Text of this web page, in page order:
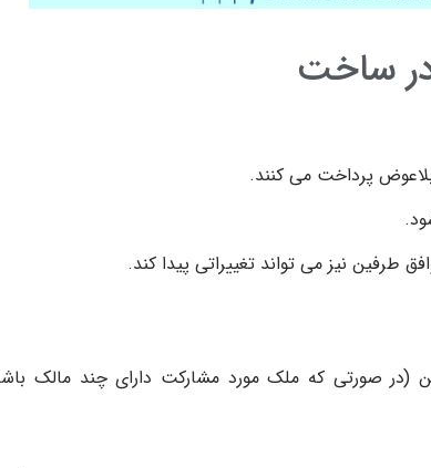
ساخت
طرفین نیز می ‌تواند تغییراتی پیدا کند.
(در صورتی که ملک مورد مشارکت دارای چند مالک